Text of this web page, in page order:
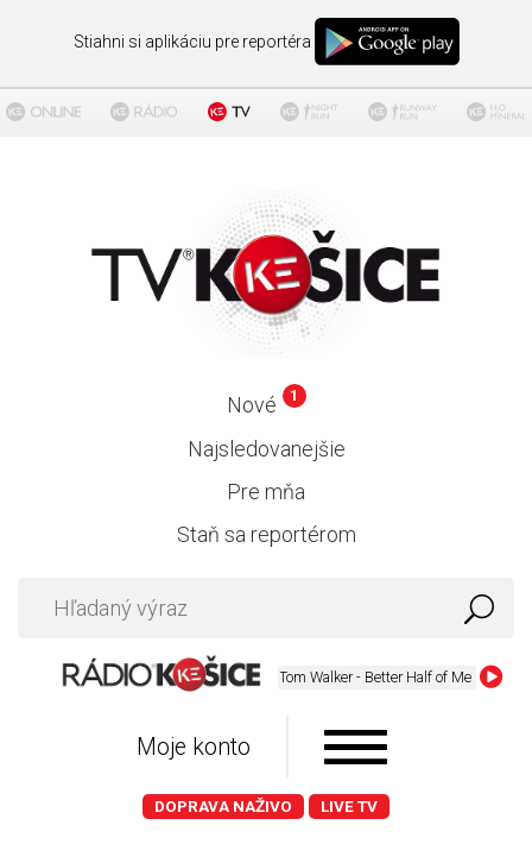
Stiahni si aplikáciu pre reportéra
Nové 1
Najsledovanejšie
Pre mňa
Staň sa reportérom
Tom Walker - Better Half of Me
Moje konto
DOPRAVA NAŽIVO LIVE TV